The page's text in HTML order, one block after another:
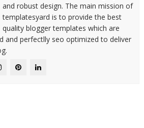
and robust design. The main mission of
templatesyard is to provide the best
quality blogger templates which are
and perfectlly seo optimized to deliver